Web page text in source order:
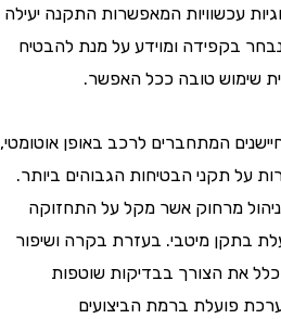
המאפשרות התקנה יעילה
ומוידע על מנת להבטיח
טובה ככל האפשר.
המתחברים לרכב באופן אוטומטי,
הבטיחות הגבוהים ביותר.
אשר מקל על התחזוקה
מיטבי. בעזרת בקרה ושיפור
הצורך בבדיקות שוטפות
פועלת ברמת הביצועים